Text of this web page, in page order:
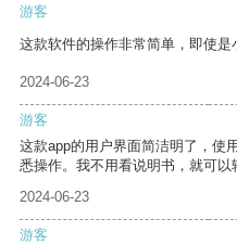
游客
这款软件的操作非常简单，即使是
2024-06-23
游客
这款app的用户界面简洁明了，使
悉操作。我不用看说明书，就可以
2024-06-23
游客